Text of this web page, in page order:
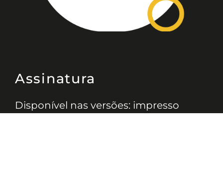
Assinatura
Disponível nas versões: impresso